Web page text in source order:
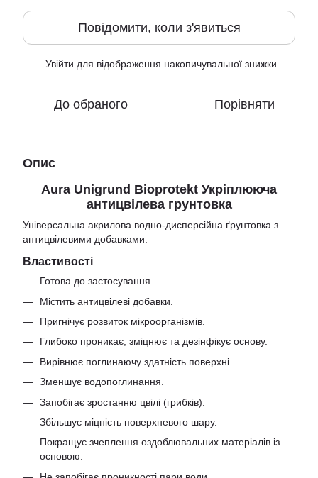
Повідомити, коли з'явиться
Увійти для відображення накопичувальної знижки
До обраного Порівняти
Опис
Aura Unigrund Bioprotekt Укріплююча
антицвілева грунтовка
Універсальна акрилова водно-дисперсійна ґрунтовка з
антицвілевими добавками.
Властивості
Готова до застосування.
Містить антицвілеві добавки.
Пригнічує розвиток мікроорганізмів.
Глибоко проникає, зміцнює та дезінфікує основу.
Вирівнює поглинаючу здатність поверхні.
Зменшує водопоглинання.
Запобігає зростанню цвілі (грибків).
Збільшує міцність поверхневого шару.
Покращує зчеплення оздоблювальних матеріалів із
основою.